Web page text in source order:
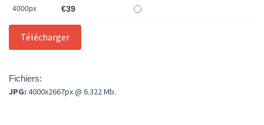
4000px €39
Fichiers:
JPG: 4000x2667px @ 6.322 Mb.